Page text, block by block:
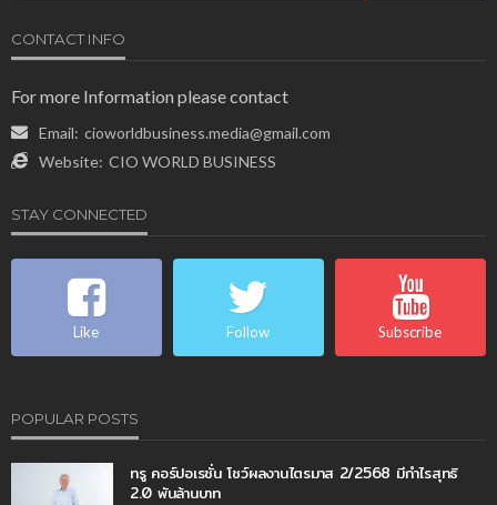
CONTACT INFO
For more Information please contact
Email: cioworldbusiness.media@gmail.com
Website: CIO WORLD BUSINESS
STAY CONNECTED
Like Follow Subscribe
POPULAR POSTS
ทรู คอร์ปอเรชั่น โชว์ผลงานไตรมาส 2/2568 มีกำไรสุทธิ
2.0 พันล้านบาท